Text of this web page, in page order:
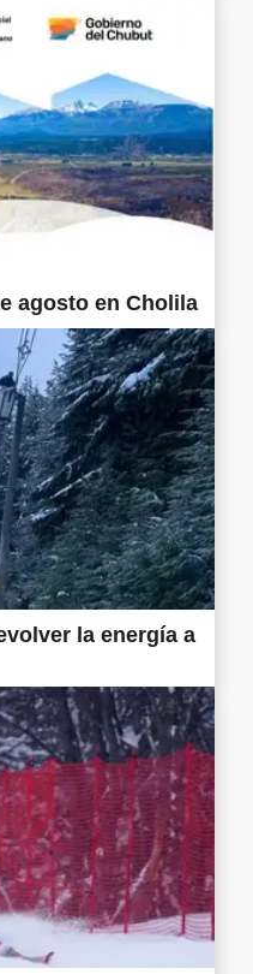
agosto en Cholila
la energía a